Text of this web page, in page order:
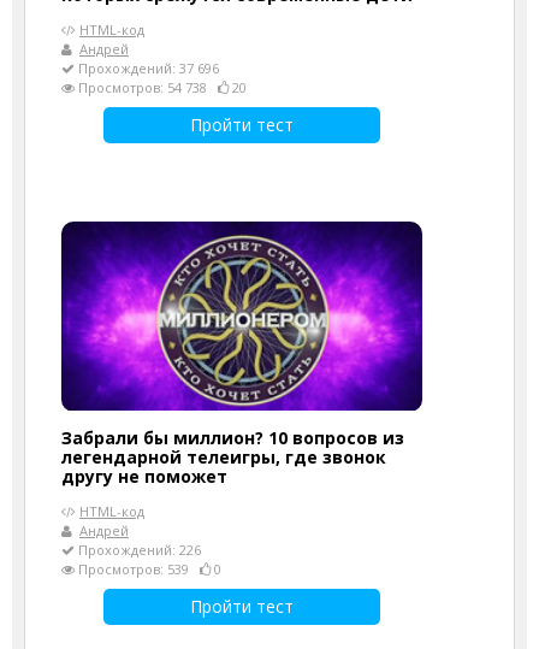
HTML-код
Андрей
Прохождений: 37 696
Просмотров: 54 738
20
Пройти тест
Забрали бы миллион? 10 вопросов из
легендарной телеигры, где звонок
другу не поможет
HTML-код
Андрей
Прохождений: 226
Просмотров: 539
0
Пройти тест